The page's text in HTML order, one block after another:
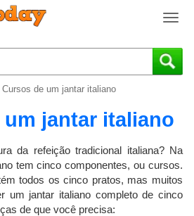
T
g
g
a
g
Cursos de um jantar italiano
jantar italiano
da refeição tradicional italiana? Na
tem cinco componentes, ou cursos.
todos os cinco pratos, mas muitos
um jantar italiano completo de cinco
de que você precisa: